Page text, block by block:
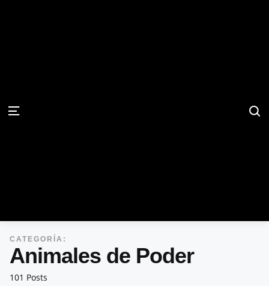
Menu
101 Posts
CATEGORÍA:
Animales de Poder